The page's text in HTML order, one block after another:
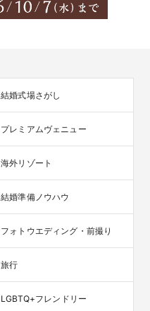
結婚式場さがし
プレミアムヴェニュー
海外リゾート
結婚準備ノウハウ
フォトウエディング・前撮り
旅行
LGBTQ+フレンドリー